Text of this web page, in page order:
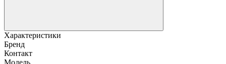
Характеристики
Бренд
Контакт
Модель